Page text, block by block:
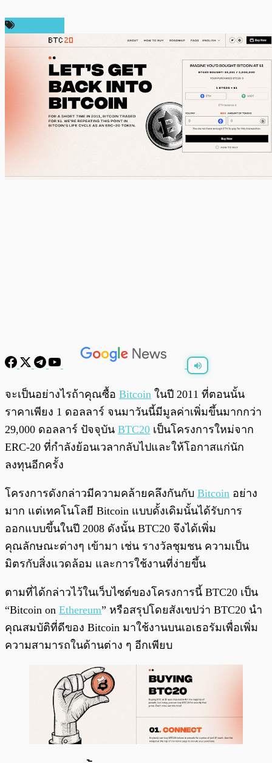
พร้อมเล่น 0:00 0:00
จะเป็นอย่างไรถ้าคุณซื้อ Bitcoin ในปี 2011 ที่ตอนนั้น
ราคาเพียง 1 ดอลลาร์ จนมาวันนี้มีมูลค่าเพิ่มขึ้นมากกว่า
29,000 ดอลลาร์ ปัจจุบัน BTC20 เป็นโครงการใหม่จาก
ERC-20 ที่กำลังย้อนเวลากลับไปและให้โอกาสแก่นัก
ลงทุนอีกครั้ง
โครงการดังกล่าวมีความคล้ายคลึงกันกับ Bitcoin อย่าง
มาก แต่เทคโนโลยี Bitcoin แบบดั้งเดิมนั้นได้รับการ
ออกแบบขึ้นในปี 2008 ดังนั้น BTC20 จึงได้เพิ่ม
คุณลักษณะต่างๆ เข้ามา เช่น รางวัลชุมชน ความเป็น
มิตรกับสิ่งแวดล้อม และการใช้งานที่ง่ายขึ้น
ตามที่ได้กล่าวไว้ในเว็บไซต์ของโครงการนี้ BTC20 เป็น
“Bitcoin on Ethereum” หรือสรุปโดยสังเขปว่า BTC20 นำ
คุณสมบัติที่ดีของ Bitcoin มาใช้งานบนเอเธอรัมเพื่อเพิ่ม
ความสามารถในด้านต่าง ๆ อีกเพียบ